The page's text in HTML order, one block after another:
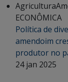
Agricultura
ECONÔMICA
Política de
amendoim
produtor no
24 jan 2025